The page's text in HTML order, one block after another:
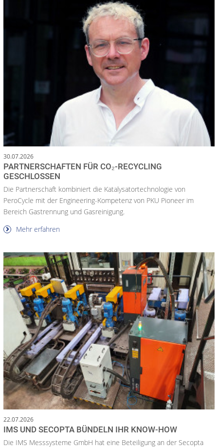
30.07.2026
PARTNERSCHAFTEN FÜR CO₂-RECYCLING
GESCHLOSSEN
Die Partnerschaft kombiniert die Katalysatortechnologie von
PeroCycle mit der Engineering-Kompetenz von PKU Pioneer im
Bereich Gastrennung und Gasreinigung.
Mehr erfahren
22.07.2026
IMS UND SECOPTA BÜNDELN IHR KNOW-HOW
Die IMS Messsysteme GmbH hat eine Beteiligung an der Secopta